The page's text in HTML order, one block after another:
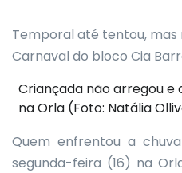
Temporal até tentou, mas
Carnaval do bloco Cia
Criançada não arregou e
na Orla (Foto: Natália
Quem enfrentou a
segunda-feira (16) na